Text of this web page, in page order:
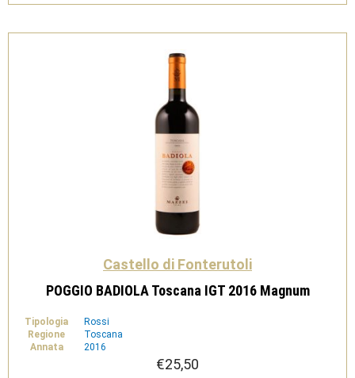
DOCG
quantità
Castello di Fonterutoli
POGGIO BADIOLA Toscana IGT 2016 Magnum
Tipologia
Rossi
Regione
Toscana
Annata
2016
€25,50